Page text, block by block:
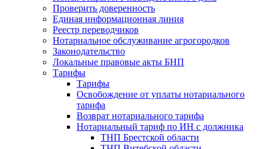
Проверить доверенность
Единая информационная линия
Реестр переводчиков
Нотариальное обслуживание агрогородков
Законодательство
Локальные правовые акты БНП
Тарифы
Тарифы
Освобождение от уплаты нотариального
тарифа
Возврат нотариального тарифа
Нотариальный тариф по ИН с должника
ТНП Брестской области